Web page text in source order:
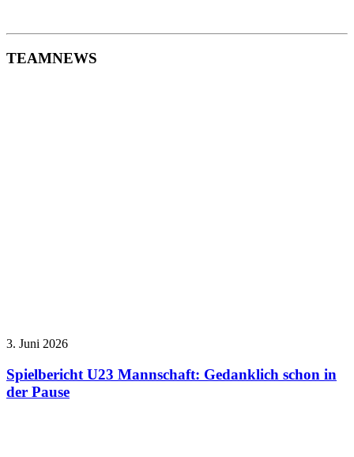
TEAMNEWS
3. Juni 2026
Spielbericht U23 Mannschaft: Gedanklich schon in
der Pause